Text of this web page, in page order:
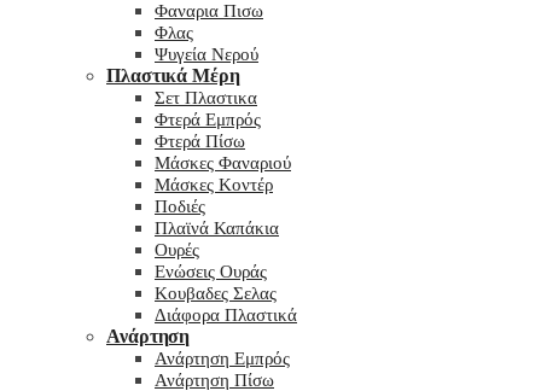
Φαναρια Πισω
Φλας
Ψυγεία Νερού
Πλαστικά Μέρη
Σετ Πλαστικα
Φτερά Εμπρός
Φτερά Πίσω
Μάσκες Φαναριού
Μάσκες Κοντέρ
Ποδιές
Πλαϊνά Καπάκια
Ουρές
Ενώσεις Ουράς
Κουβαδες Σελας
Διάφορα Πλαστικά
Ανάρτηση
Ανάρτηση Εμπρός
Ανάρτηση Πίσω